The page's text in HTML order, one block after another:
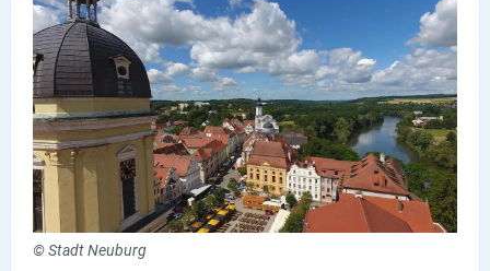
© Stadt Neuburg
Neuburg App
Angebote
Aktuelles
Magazine
Veranstaltungen
Service